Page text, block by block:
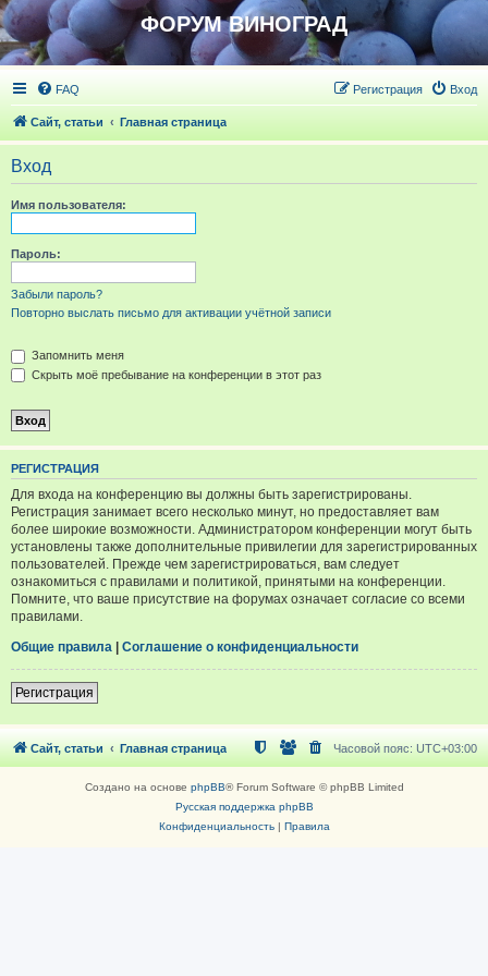
ФОРУМ ВИНОГРАД
FAQ Вход
Регистрация
Сайт, статьи Главная страница
Вход
Имя пользователя:
Пароль:
Забыли пароль?
Повторно выслать письмо для активации учётной записи
Запомнить меня
Скрыть моё пребывание на конференции в этот раз
РЕГИСТРАЦИЯ
Для входа на конференцию вы должны быть зарегистрированы.
Регистрация занимает всего несколько минут, но предоставляет вам
более широкие возможности. Администратором конференции могут быть
установлены также дополнительные привилегии для зарегистрированных
пользователей. Прежде чем зарегистрироваться, вам следует
ознакомиться с правилами и политикой, принятыми на конференции.
Помните, что ваше присутствие на форумах означает согласие со всеми
правилами.
Общие правила | Соглашение о конфиденциальности
Регистрация
Сайт, статьи Главная страница Часовой пояс: UTC+03:00
Создано на основе phpBB® Forum Software © phpBB Limited
Русская поддержка phpBB
Конфиденциальность| Правила